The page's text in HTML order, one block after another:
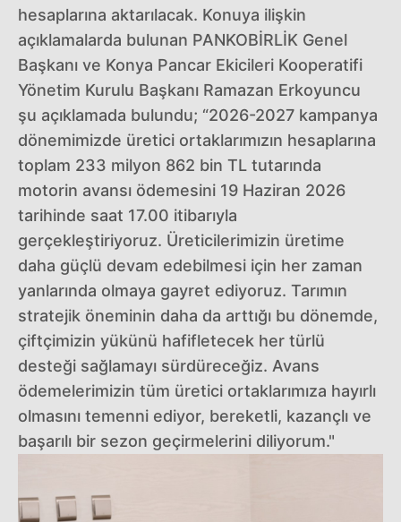
hesaplarına aktarılacak. Konuya ilişkin
açıklamalarda bulunan PANKOBİRLİK Genel
Başkanı ve Konya Pancar Ekicileri Kooperatifi
Yönetim Kurulu Başkanı Ramazan Erkoyuncu
şu açıklamada bulundu; “2026-2027 kampanya
dönemimizde üretici ortaklarımızın hesaplarına
toplam 233 milyon 862 bin TL tutarında
motorin avansı ödemesini 19 Haziran 2026
tarihinde saat 17.00 itibarıyla
gerçekleştiriyoruz. Üreticilerimizin üretime
daha güçlü devam edebilmesi için her zaman
yanlarında olmaya gayret ediyoruz. Tarımın
stratejik öneminin daha da arttığı bu dönemde,
çiftçimizin yükünü hafifletecek her türlü
desteği sağlamayı sürdüreceğiz. Avans
ödemelerimizin tüm üretici ortaklarımıza hayırlı
olmasını temenni ediyor, bereketli, kazançlı ve
başarılı bir sezon geçirmelerini diliyorum."